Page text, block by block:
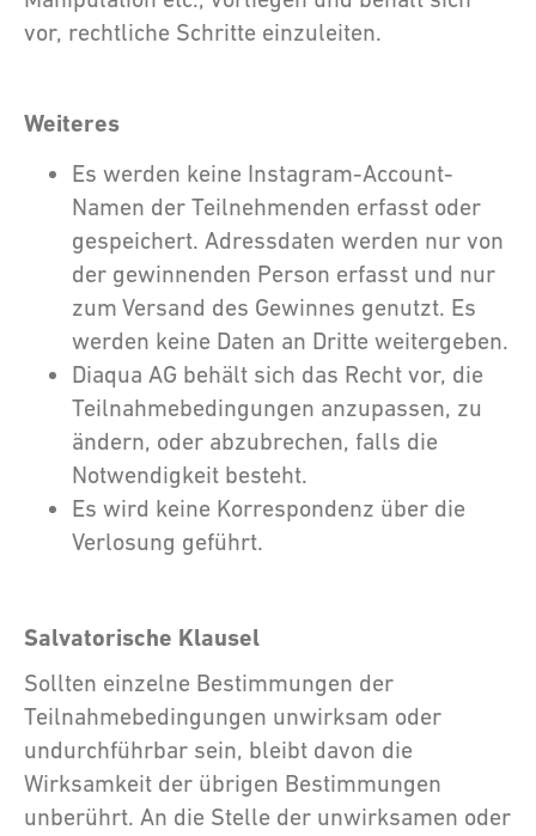
vor, rechtliche Schritte einzuleiten.
Weiteres
Es werden keine Instagram-Account-
Namen der Teilnehmenden erfasst oder
gespeichert. Adressdaten werden nur von
der gewinnenden Person erfasst und nur
zum Versand des Gewinnes genutzt. Es
werden keine Daten an Dritte weitergeben.
Diaqua AG behält sich das Recht vor, die
Teilnahmebedingungen anzupassen, zu
ändern, oder abzubrechen, falls die
Notwendigkeit besteht.
Es wird keine Korrespondenz über die
Verlosung geführt.
Salvatorische Klausel
Sollten einzelne Bestimmungen der
Teilnahmebedingungen unwirksam oder
undurchführbar sein, bleibt davon die
Wirksamkeit der übrigen Bestimmungen
unberührt. An die Stelle der unwirksamen oder